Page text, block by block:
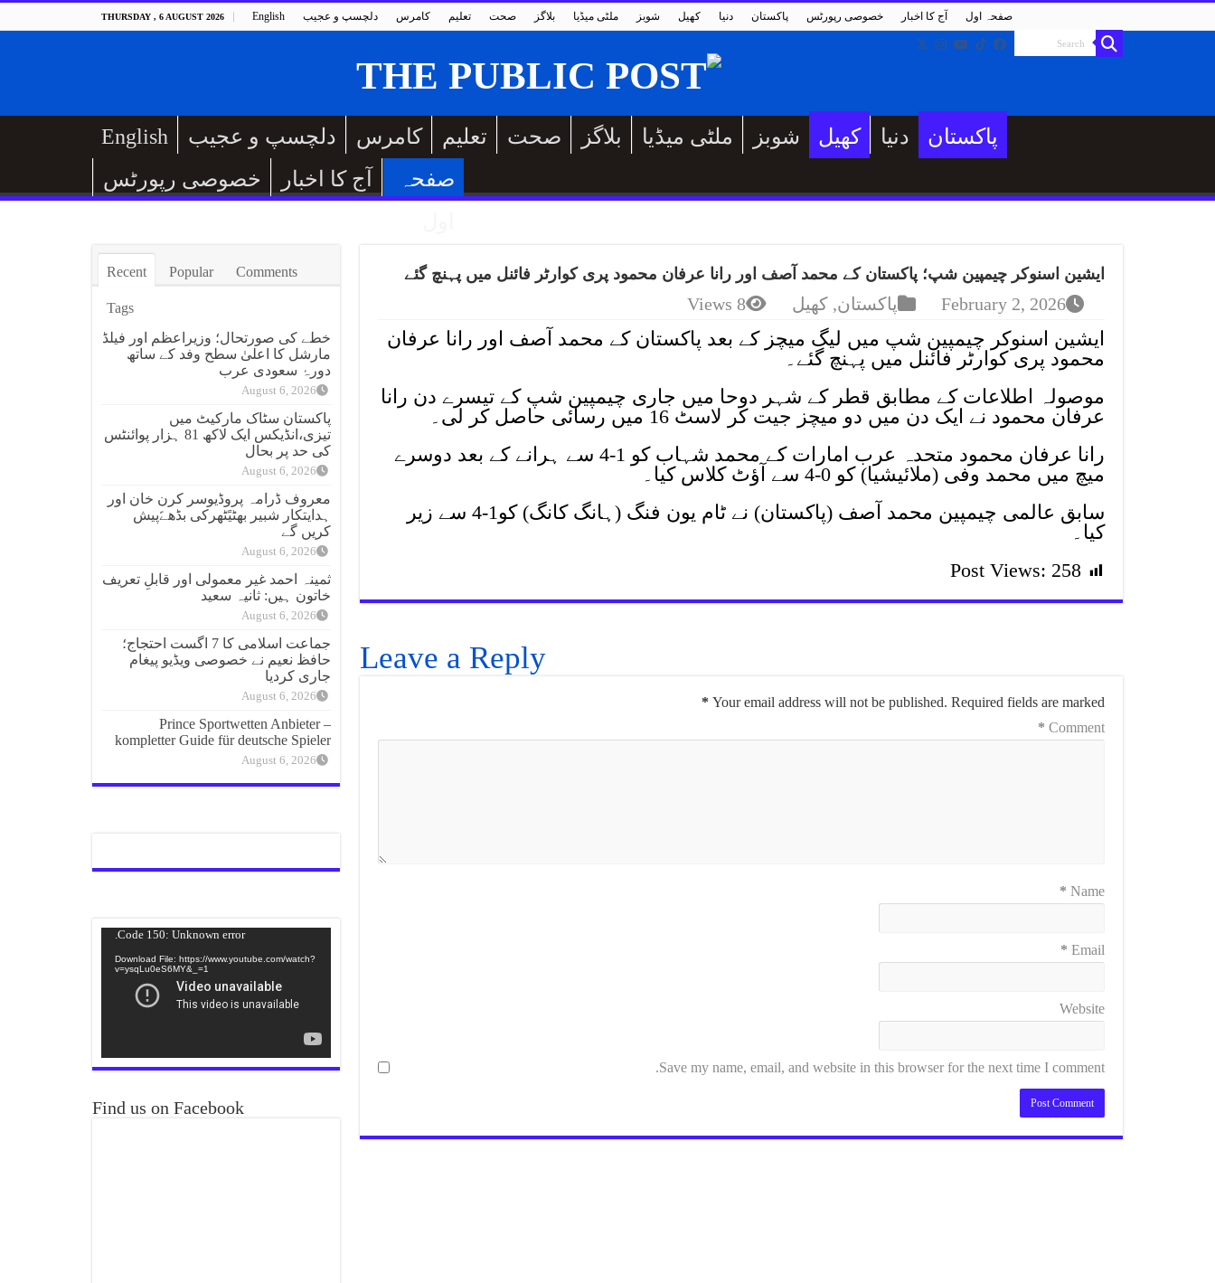
THURSDAY , 6 AUGUST 2026 English دلچسپ و عجیب کامرس تعلیم صحت بلاگز ملٹی میڈیا شوبز کھیل دنیا پاکستان خصوصی رپورٹس آج کا اخبار صفحہ اول
English دلچسپ و عجیب کامرس تعلیم صحت بلاگز ملٹی میڈیا شوبز کھیل دنیا
پاکستان
خصوصی رپورٹس
آج کا اخبار
صفحہ
ایشین اسنوکر چیمپین شپ؛ پاکستان کے محمد آصف اور رانا عرفان محمود پری کوارٹر فائنل میں پہنچ گئے
February 2, 2026 پاکستان, کھیل 8 Views
ایشین اسنوکر چیمپین شپ میں لیگ میچز کے بعد پاکستان کے محمد آصف اور رانا عرفان
محمود پری کوارٹر فائنل میں پہنچ گئے۔
موصولہ اطلاعات کے مطابق قطر کے شہر دوحا میں جاری چیمپین شپ کے تیسرے دن رانا
عرفان محمود نے ایک دن میں دو میچز جیت کر لاسٹ 16 میں رسائی حاصل کر لی۔
رانا عرفان محمود متحدہ عرب امارات کے محمد شہاب کو 1-4 سے ہرانے کے بعد دوسرے
میچ میں محمد وفی (ملائیشیا) کو 0-4 سے آؤٹ کلاس کیا۔
سابق عالمی چیمپین محمد آصف (پاکستان) نے ٹام یون فنگ (ہانگ کانگ) کو1-4 سے زیر
کیا۔
Post Views: 258
Leave a Reply
Your email address will not be published. Required fields are marked
*
Comment
*
Name
*
Email
*
Website
Save my name, email, and website in this browser for the next time I comment.
Recent Popular Comments
Tags
خطے کی صورتحال؛ وزیراعظم اور فیلڈ
مارشل کا اعلیٰ سطح وفد کے ساتھ
دورۂ سعودی عرب
August 6, 2026
پاکستان سٹاک مارکیٹ میں
تیزی،انڈیکس ایک لاکھ 81 ہزار پوائنٹس
کی حد پر بحال
August 6, 2026
معروف ڈرامہ پروڈیوسر کرن خان اور
ہدایتکار شبیر بھٹیًٹھرکی بڈھےًپیش
کریں گے
August 6, 2026
ثمینہ احمد غیر معمولی اور قابلِ تعریف
خاتون ہیں: ثانیہ سعید
August 6, 2026
جماعت اسلامی کا 7 اگست احتجاج؛
حافظ نعیم نے خصوصی ویڈیو پیغام
جاری کردیا
August 6, 2026
Prince Sportwetten Anbieter –
kompletter Guide für deutsche Spieler
August 6, 2026
Code 150: Unknown error.
Download File: https://www.youtube.com/watch?
v=ysqLu0eS6MY&_=1
Find us on Facebook